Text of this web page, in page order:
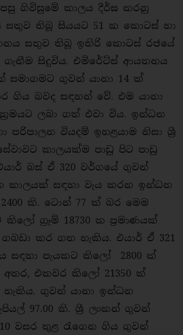
පසු ගිවිසුමේ කාලය දීර්ඝ කරනු
සතුව තිබූ සියයට 51 ක කොටස් හා
සතුව තිබූ ඉතිරි කොටස් රජයේ
ගැනීම සිදුවිය. එමිරේට්ස් ආයතනය
සමාගමට ගුවන් යානා 14 ක්
ගිය බවද සඳහන් වේ. එම යානා
ලබා ගත් එවා විය. ඉන්ධන
පරිපාලන වියදම් ඉහළයාම නිසා ශ්‍රී
කාලයක්ම පාඩු පිට පාඩු
බස් ඒ 320 වර්ගයේ ගුවන්
කාලයක් සඳහා වැය කරන ඉන්ධන
කි. ටොන් 77 ක් බර මෙම
ග‍්‍රෑම් 18730 ක ප‍්‍රමාණයක්
කර ගත හැකිය. එයාර් ඒ 321
සඳහා පැයකට කිලෝ 2800 ක්
එකවර කිලෝ 21350 ක්
ගුවන් යානා ඉන්ධන
97.00 කි. ශ්‍රී ලංකන් ගුවන්
වසර තුළ රැගෙන ගිය ගුවන්